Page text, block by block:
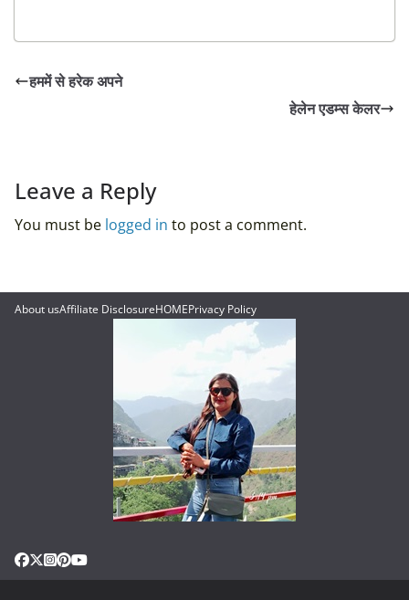
हममें से हरेक अपने
हेलेन एडम्स केलर
Leave a Reply
You must be logged in to post a comment.
About usAffiliate DisclosureHOMEPrivacy Policy